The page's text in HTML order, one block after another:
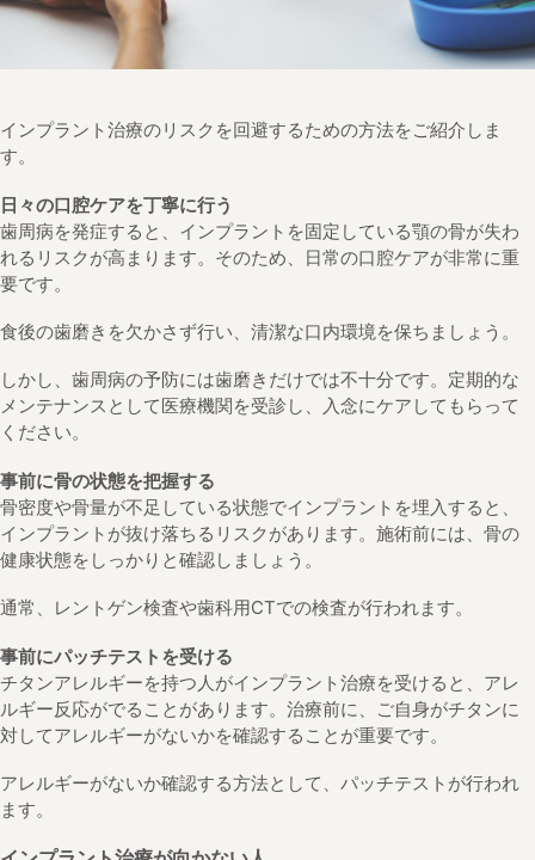
インプラント治療のリスクを回避するための方法をご紹介しま
す。
日々の口腔ケアを丁寧に行う
歯周病を発症すると、インプラントを固定している顎の骨が失わ
れるリスクが高まります。そのため、日常の口腔ケアが非常に重
要です。
食後の歯磨きを欠かさず行い、清潔な口内環境を保ちましょう。
しかし、歯周病の予防には歯磨きだけでは不十分です。定期的な
メンテナンスとして医療機関を受診し、入念にケアしてもらって
ください。
事前に骨の状態を把握する
骨密度や骨量が不足している状態でインプラントを埋入すると、
インプラントが抜け落ちるリスクがあります。施術前には、骨の
健康状態をしっかりと確認しましょう。
通常、レントゲン検査や歯科用CTでの検査が行われます。
事前にパッチテストを受ける
チタンアレルギーを持つ人がインプラント治療を受けると、アレ
ルギー反応がでることがあります。治療前に、ご自身がチタンに
対してアレルギーがないかを確認することが重要です。
アレルギーがないか確認する方法として、パッチテストが行われ
ます。